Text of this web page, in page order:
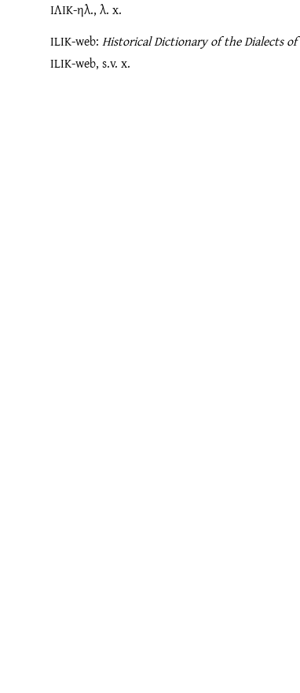
ΙΛΙΚ-ηλ., λ. x.
ILIK-web: Historical Dictionary of the Dialects of
ILIK-web, s.v. x.